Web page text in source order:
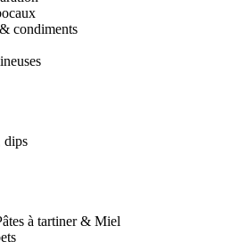
condiments
dips
à tartiner & Miel